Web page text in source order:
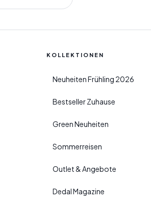
KOLLEKTIONEN
Neuheiten Frühling 2026
Bestseller Zuhause
Green Neuheiten
Sommerreisen
Outlet & Angebote
Dedal Magazine